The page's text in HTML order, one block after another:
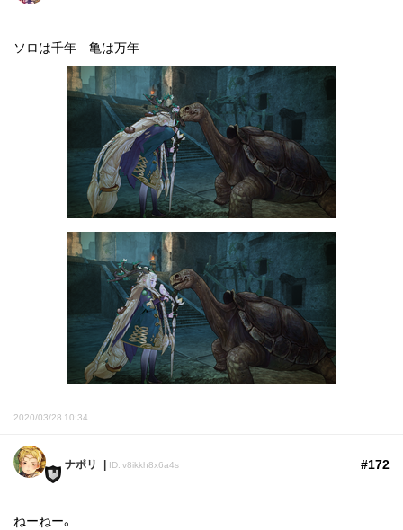
ソロは千年 亀は万年
2020/03/28 10:34
ナポリ ID: v8ikkh8x6a4s #172
ねーねー。